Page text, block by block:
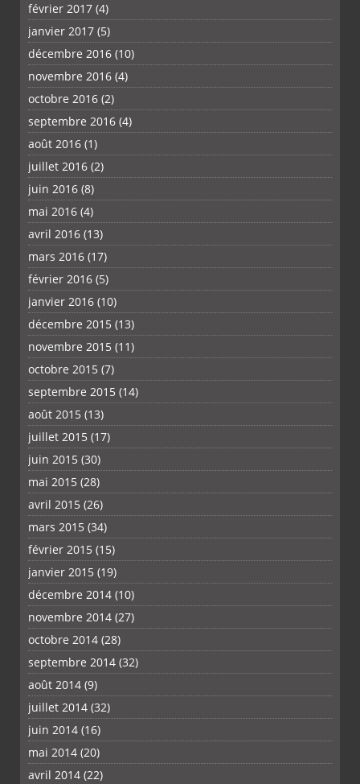
février 2017 (4)
janvier 2017 (5)
décembre 2016 (10)
novembre 2016 (4)
octobre 2016 (2)
septembre 2016 (4)
août 2016 (1)
juillet 2016 (2)
juin 2016 (8)
mai 2016 (4)
avril 2016 (13)
mars 2016 (17)
février 2016 (5)
janvier 2016 (10)
décembre 2015 (13)
novembre 2015 (11)
octobre 2015 (7)
septembre 2015 (14)
août 2015 (13)
juillet 2015 (17)
juin 2015 (30)
mai 2015 (28)
avril 2015 (26)
mars 2015 (34)
février 2015 (15)
janvier 2015 (19)
décembre 2014 (10)
novembre 2014 (27)
octobre 2014 (28)
septembre 2014 (32)
août 2014 (9)
juillet 2014 (32)
juin 2014 (16)
mai 2014 (20)
avril 2014 (22)